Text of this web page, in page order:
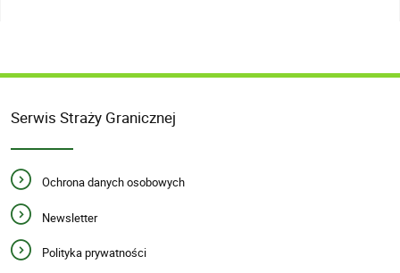
Serwis Straży Granicznej
Ochrona danych osobowych
Newsletter
Polityka prywatności